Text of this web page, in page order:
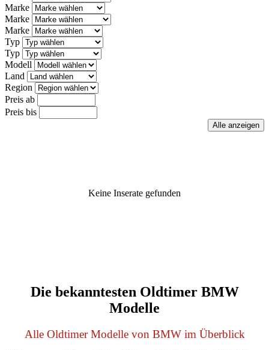
Marke
Marke
Marke
Typ
Typ
Modell
Land
Region
Preis ab
Preis bis
Keine Inserate gefunden
Die bekanntesten Oldtimer BMW
Modelle
Alle Oldtimer Modelle von BMW im Überblick